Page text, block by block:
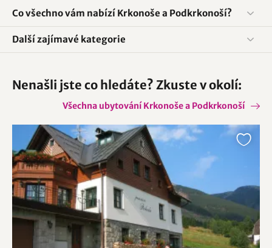
Co všechno vám nabízí Krkonoše a Podkrkonoší?
Další zajímavé kategorie
Nenašli jste co hledáte? Zkuste v okolí:
Všechna ubytování Krkonoše a Podkrkonoší